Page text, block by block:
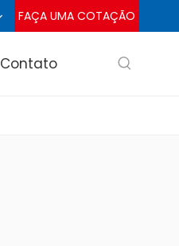
FAÇA UMA COTAÇÃO
Contato